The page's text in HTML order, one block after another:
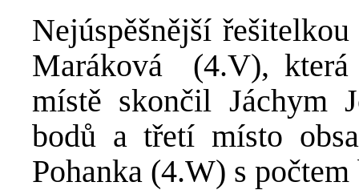
Nejúspěšnější
Maráková (4.V), která
místě skončil Jáchym
bodů a třetí místo
Pohanka (4.W) s počtem